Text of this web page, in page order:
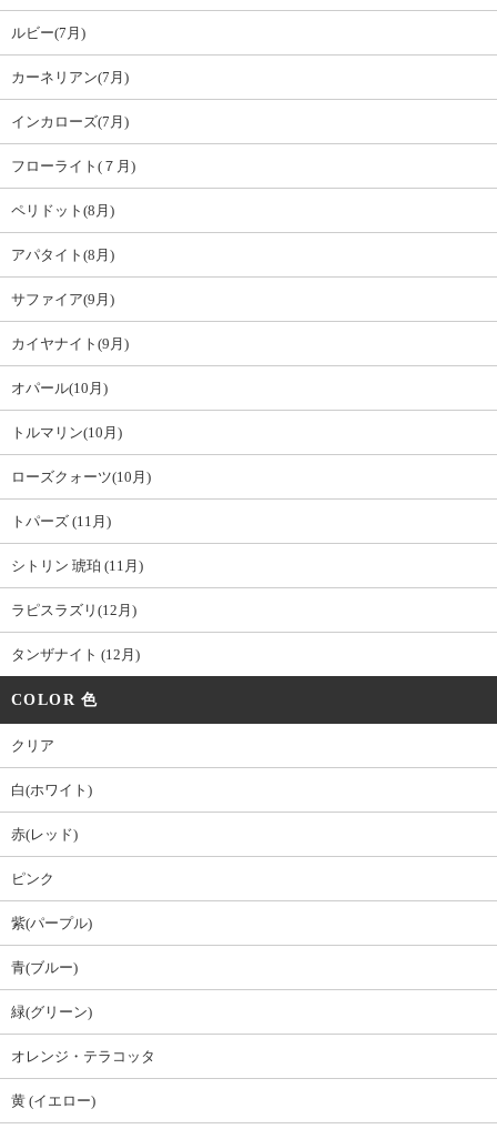
ルビー(7月)
カーネリアン(7月)
インカローズ(7月)
フローライト(７月)
ペリドット(8月)
アパタイト(8月)
サファイア(9月)
カイヤナイト(9月)
オパール(10月)
トルマリン(10月)
ローズクォーツ(10月)
トパーズ (11月)
シトリン 琥珀 (11月)
ラピスラズリ(12月)
タンザナイト (12月)
COLOR 色
クリア
白(ホワイト)
赤(レッド)
ピンク
紫(パープル)
青(ブルー)
緑(グリーン)
オレンジ・テラコッタ
黄 (イエロー)